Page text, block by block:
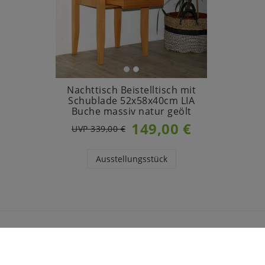
Nachttisch Beistelltisch mit
Schublade 52x58x40cm LIA
Buche massiv natur geölt
UVP 339,00 € 149,00 €
Ausstellungsstück